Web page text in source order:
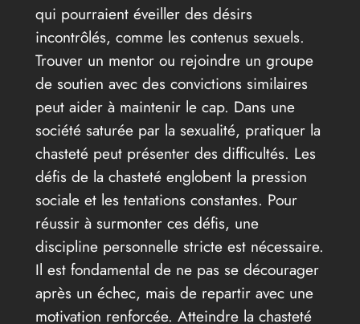
qui pourraient éveiller des désirs
incontrôlés, comme les contenus sexuels.
Trouver un mentor ou rejoindre un groupe
de soutien avec des convictions similaires
peut aider à maintenir le cap. Dans une
société saturée par la sexualité, pratiquer la
chasteté peut présenter des difficultés. Les
défis de la chasteté englobent la pression
sociale et les tentations constantes. Pour
réussir à surmonter ces défis, une
discipline personnelle stricte est nécessaire.
Il est fondamental de ne pas se décourager
après un échec, mais de repartir avec une
motivation renforcée. Atteindre la chasteté